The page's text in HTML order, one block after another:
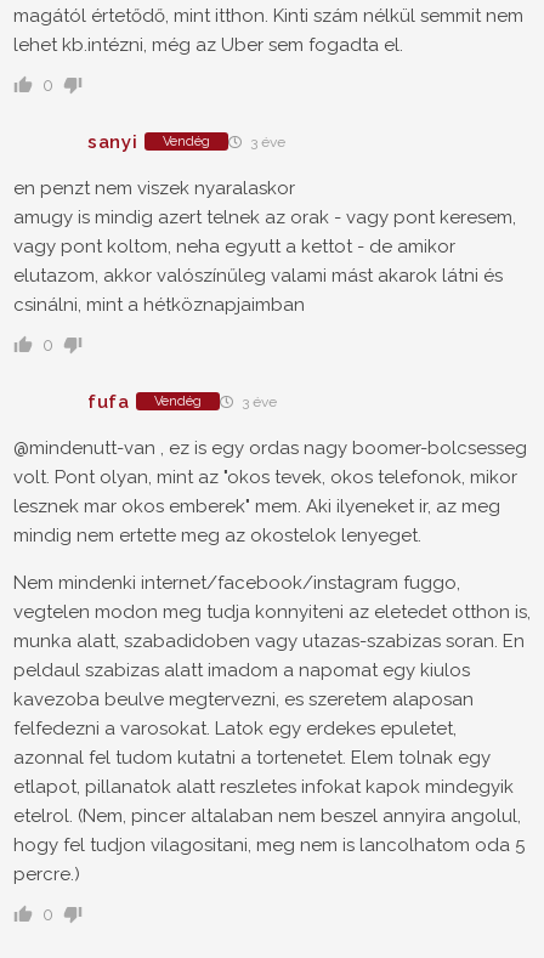
magától értetődő, mint itthon. Kinti szám nélkül semmit nem
lehet kb.intézni, még az Uber sem fogadta el.
0
sanyi Vendég 3 éve
en penzt nem viszek nyaralaskor
amugy is mindig azert telnek az orak - vagy pont keresem,
vagy pont koltom, neha egyutt a kettot - de amikor
elutazom, akkor valószínűleg valami mást akarok látni és
csinálni, mint a hétköznapjaimban
0
fufa Vendég 3 éve
@mindenutt-van , ez is egy ordas nagy boomer-bolcsesseg
volt. Pont olyan, mint az "okos tevek, okos telefonok, mikor
lesznek mar okos emberek" mem. Aki ilyeneket ir, az meg
mindig nem ertette meg az okostelok lenyeget.
Nem mindenki internet/facebook/instagram fuggo,
vegtelen modon meg tudja konnyiteni az eletedet otthon is,
munka alatt, szabadidoben vagy utazas-szabizas soran. En
peldaul szabizas alatt imadom a napomat egy kiulos
kavezoba beulve megtervezni, es szeretem alaposan
felfedezni a varosokat. Latok egy erdekes epuletet,
azonnal fel tudom kutatni a tortenetet. Elem tolnak egy
etlapot, pillanatok alatt reszletes infokat kapok mindegyik
etelrol. (Nem, pincer altalaban nem beszel annyira angolul,
hogy fel tudjon vilagositani, meg nem is lancolhatom oda 5
percre.)
0